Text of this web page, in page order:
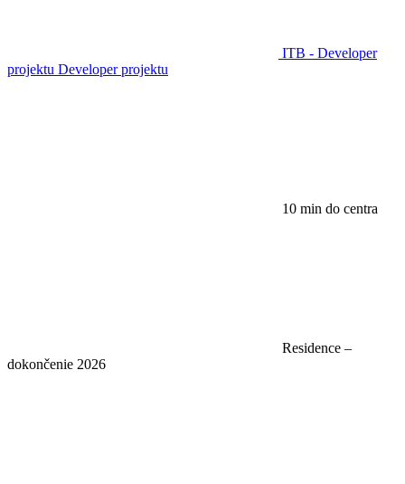
ITB - Developer
projektu Developer projektu
10 min do centra
Residence –
dokončenie 2026